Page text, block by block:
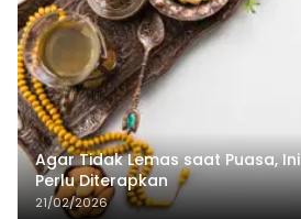
Agar Tidak Lemas saat Puasa,
Perlu Diterapkan
21/02/2026